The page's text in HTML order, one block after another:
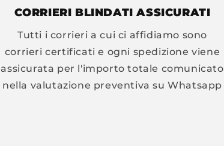
CORRIERI BLINDATI ASSICURATI
Tutti i corrieri a cui ci affidiamo sono
corrieri certificati e ogni spedizione viene
assicurata per l'importo totale comunicato
nella valutazione preventiva su Whatsapp